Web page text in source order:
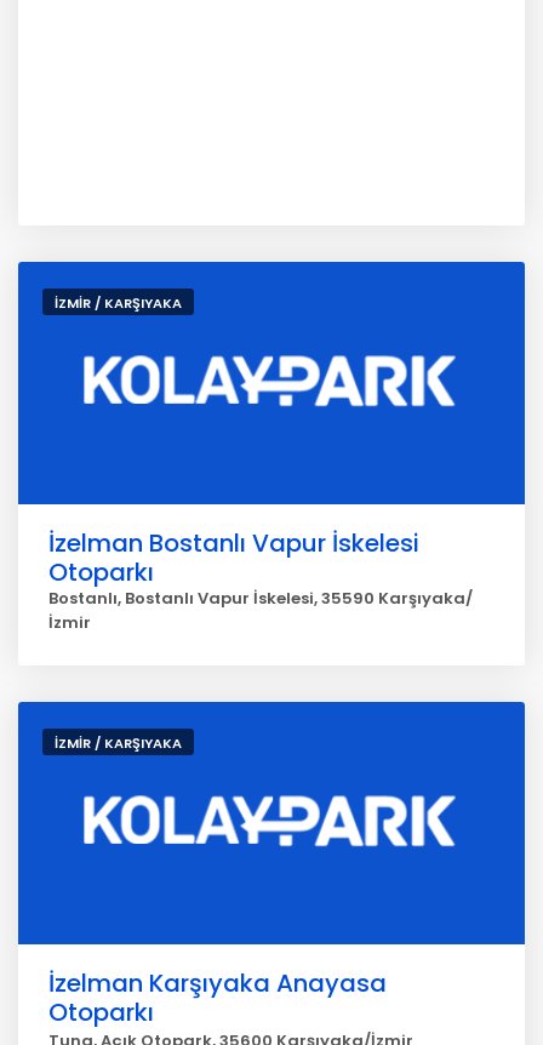
İZMİR / KARŞIYAKA
İzelman Bostanlı Vapur İskelesi
Otoparkı
Bostanlı, Bostanlı Vapur İskelesi, 35590 Karşıyaka/
İzmir
İZMİR / KARŞIYAKA
İzelman Karşıyaka Anayasa
Otoparkı